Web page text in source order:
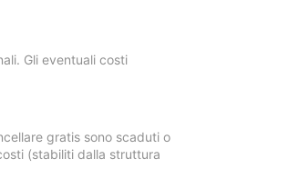
Gli eventuali costi
gratis sono scaduti o
(stabiliti dalla struttura